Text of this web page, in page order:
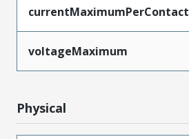
currentMaximumPerContact
voltageMaximum
Physical